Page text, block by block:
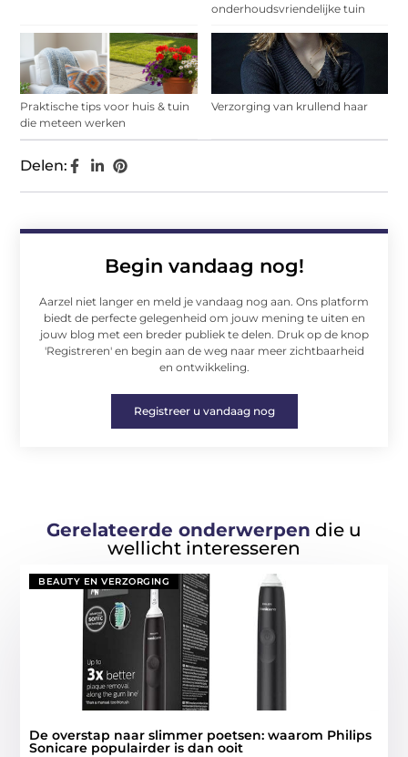
onderhoudsvriendelijke tuin
Praktische tips voor huis & tuin
die meteen werken
Verzorging van krullend haar
Begin vandaag nog!
Aarzel niet langer en meld je vandaag nog aan. Ons platform
biedt de perfecte gelegenheid om jouw mening te uiten en
jouw blog met een breder publiek te delen. Druk op de knop
'Registreren' en begin aan de weg naar meer zichtbaarheid
en ontwikkeling.
Registreer u vandaag nog
Delen:
Gerelateerde onderwerpen die u
wellicht interesseren
BEAUTY EN VERZORGING
De overstap naar slimmer poetsen: waarom Philips
Sonicare populairder is dan ooit